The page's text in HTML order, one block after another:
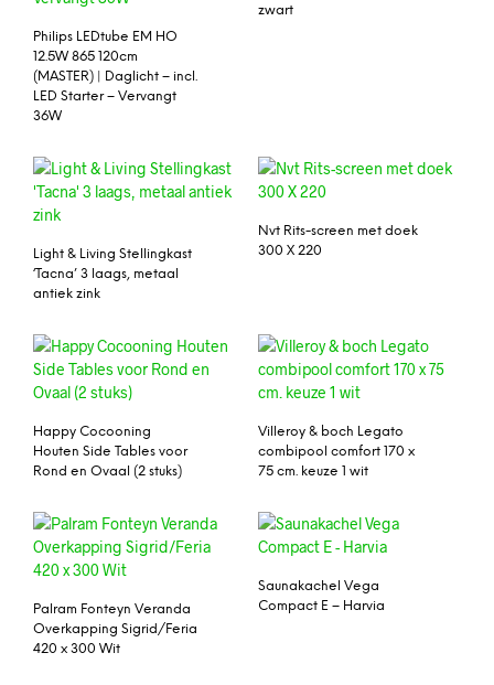
Philips LEDtube EM HO
12.5W 865 120cm
(MASTER) | Daglicht – incl.
LED Starter – Vervangt
36W
zwart
Light & Living Stellingkast
‘Tacna’ 3 laags, metaal
antiek zink
Nvt Rits-screen met doek
300 X 220
Happy Cocooning
Houten Side Tables voor
Rond en Ovaal (2 stuks)
Villeroy & boch Legato
combipool comfort 170 x
75 cm. keuze 1 wit
Palram Fonteyn Veranda
Overkapping Sigrid/Feria
420 x 300 Wit
Saunakachel Vega
Compact E – Harvia